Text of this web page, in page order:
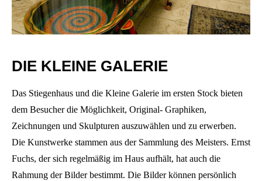
DIE KLEINE GALERIE
Das Stiegenhaus und die Kleine Galerie im ersten Stock bieten
dem Besucher die Möglichkeit, Original- Graphiken,
Zeichnungen und Skulpturen auszuwählen und zu erwerben.
Die Kunstwerke stammen aus der Sammlung des Meisters. Ernst
Fuchs, der sich regelmäßig im Haus aufhält, hat auch die
Rahmung der Bilder bestimmt. Die Bilder können persönlich